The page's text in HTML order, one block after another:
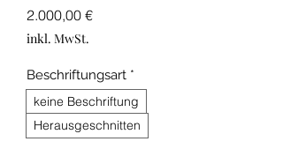
2.000,00 €Preis
inkl. MwSt.
Beschriftungsart *
keine Beschriftung
Herausgeschnitten